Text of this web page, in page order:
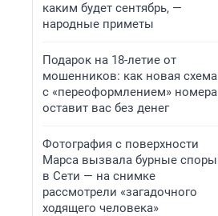
каким будет сентябрь, —
народные приметы
Подарок на 18-летие от
мошенников: как новая схема
с «переоформлением» номера
оставит вас без денег
Фотография с поверхности
Марса вызвала бурные споры
в Сети — на снимке
рассмотрели «загадочного
ходящего человека»